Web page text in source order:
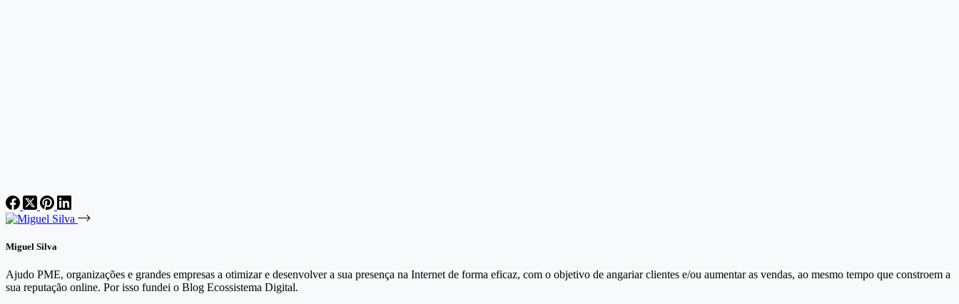
Miguel Silva
Ajudo PME, organizações e grandes empresas a otimizar e desenvolver a sua presença na Internet de forma eficaz, com o objetivo de angariar clientes e/ou aumentar as vendas, ao mesmo tempo que constroem a
sua reputação online. Por isso fundei o Blog Ecossistema Digital.